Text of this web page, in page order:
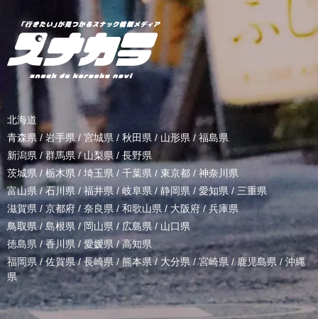
北海道
青森県 / 岩手県/ 宮城県 / 秋田県 / 山形県/ 福島県
新潟県 /群馬県/山梨県 / 長野県
茨城県 / 栃木県 / 埼玉県 / 千葉県 / 東京都 / 神奈川県
富山県 /石川県/福井県/岐阜県 / 静岡県 / 愛知県 / 三重県
滋賀県 / 京都府 / 奈良県 / 和歌山県/ 大阪府 /兵庫県
鳥取県/ 島根県 /岡山県/ 広島県 / 山口県
徳島県 /香川県 / 愛媛県/高知県
福岡県/佐賀県/長崎県 /熊本県/ 大分県/宮崎県 /鹿児島県 / 沖縄
県